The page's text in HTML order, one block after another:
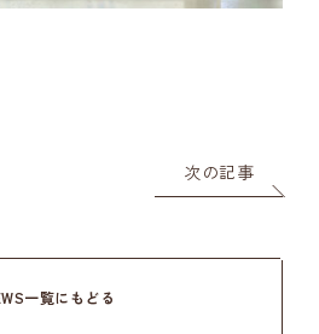
次の記事
一覧にもどる